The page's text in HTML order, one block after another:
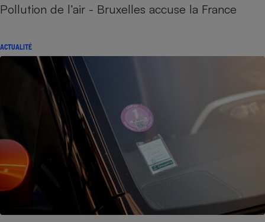
Pollution de l’air - Bruxelles accuse la France
ACTUALITÉ